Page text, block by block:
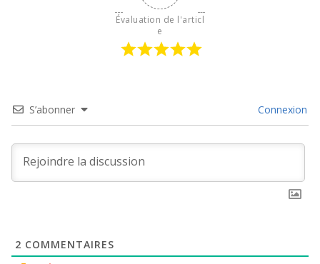
Évaluation de l'articl
e
S’abonner Connexion
2 COMMENTAIRES